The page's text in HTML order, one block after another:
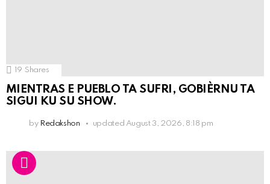
19 Shares
MIENTRAS E PUEBLO TA SUFRI, GOBIÈRNU TA
SIGUI KU SU SHOW.
by Redakshon updated August 3, 2026, 8:18 pm